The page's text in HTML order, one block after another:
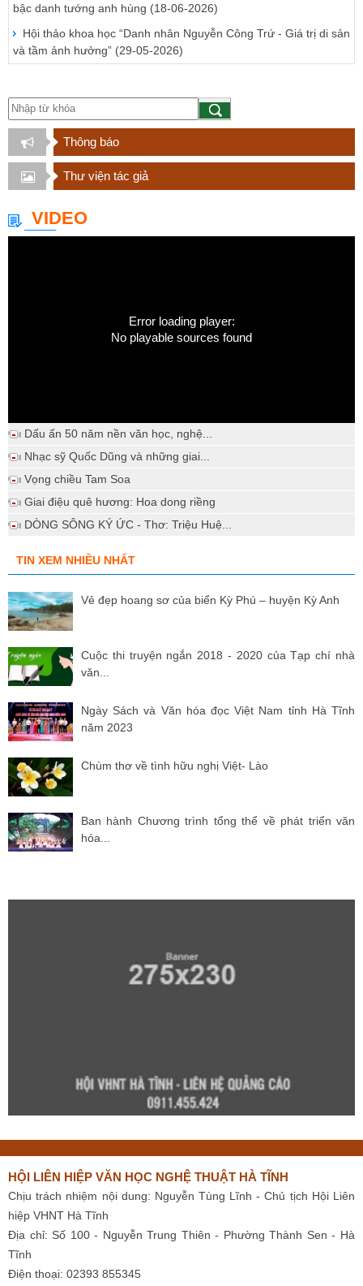
bậc danh tướng anh hùng (18-06-2026)
Hội thảo khoa học “Danh nhân Nguyễn Công Trứ - Giá trị di sản
và tầm ảnh hưởng” (29-05-2026)
Thông báo
Thư viện tác giả
VIDEO
Error loading player:
No playable sources found
Dấu ấn 50 năm nền văn học, nghệ...
Nhạc sỹ Quốc Dũng và những giai...
Vọng chiều Tam Soa
Giai điệu quê hương: Hoa dong riềng
DÒNG SÔNG KÝ ỨC - Thơ: Triệu Huệ...
TIN XEM NHIỀU NHẤT
Vẻ đẹp hoang sơ của biển Kỳ Phú – huyện Kỳ Anh
Cuộc thi truyện ngắn 2018 - 2020 của Tạp chí nhà
văn...
Ngày Sách và Văn hóa đọc Việt Nam tỉnh Hà Tĩnh
năm 2023
Chùm thơ về tình hữu nghị Việt- Lào
Ban hành Chương trình tổng thể về phát triển văn
hóa...
HỘI LIÊN HIỆP VĂN HỌC NGHỆ THUẬT HÀ TĨNH
Chịu trách nhiệm nội dung: Nguyễn Tùng Lĩnh - Chủ tịch Hội Liên
hiệp VHNT Hà Tĩnh
Địa chỉ: Số 100 - Nguyễn Trung Thiên - Phường Thành Sen - Hà
Tĩnh
Điện thoại: 02393 855345